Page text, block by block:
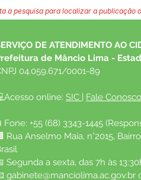
a pesquisa para localizar a publicação
DE ATENDIMENTO AO
de Mâncio Lima -
04.059.671/0001-89
online: SIC | Fale Conosco
+55 (68) 3343-1445
Rua Anselmo Maia, n°2015,
Segunda a sexta, das 7h às
gabinete@manciolima.ac.gov.br